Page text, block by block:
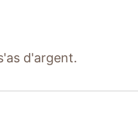
d'argent.